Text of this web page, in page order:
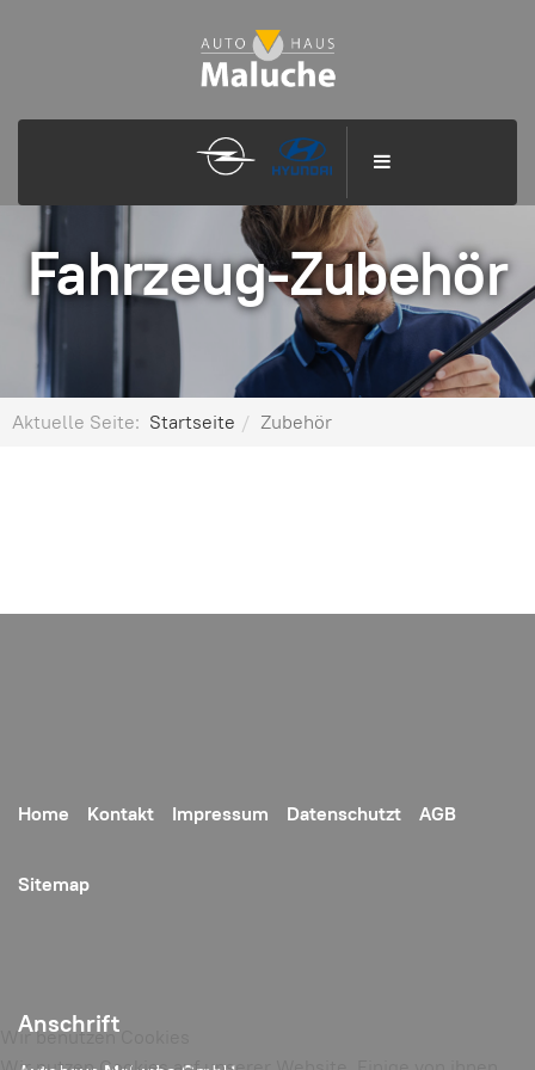
Fahrzeug-Zubehör
Aktuelle Seite: Startseite Zubehör
Home Kontakt Impressum Datenschutzt AGB
Sitemap
Anschrift
Wir benutzen Cookies